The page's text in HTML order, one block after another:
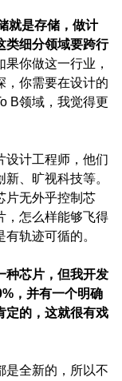
就是存储，做计
类细分领域要跨行
果你做这一行业，
，你需要在设计的
B领域，我觉得更
设计工程师，他们
、旷视科技等。
片无外乎控制芯
，怎么样能够飞得
轨迹可循的。
种芯片，但我开发
，并有一个明确
定的，这就很有戏
是全新的，所以不